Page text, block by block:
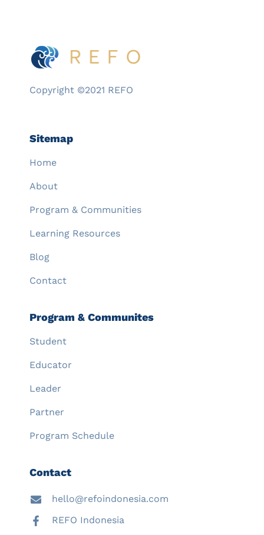
Copyright ©2021 REFO
Sitemap
Home
About
Program & Communities
Learning Resources
Blog
Contact
Program & Communites
Student
Educator
Leader
Partner
Program Schedule
Contact
hello@refoindonesia.com
REFO Indonesia